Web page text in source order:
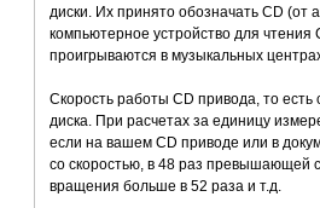
диски. Их принято обозначать CD (от
компьютерное устройство для
проигрываются в музыкальных
Скорость работы CD привода, то есть
диска. При расчетах за единицу
если на вашем CD приводе или в
со скоростью, в 48 раз превышающей
вращения больше в 52 раза и т.д.